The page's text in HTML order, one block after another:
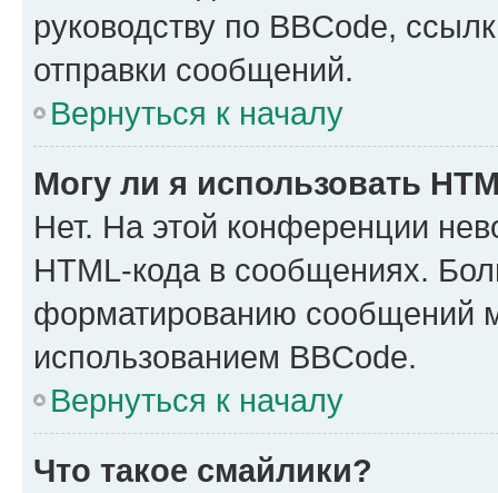
руководству по BBCode,
отправки сообщений.
Вернуться к началу
Могу ли я использовать
Нет. На этой конференции
HTML-кода в сообщениях.
форматированию сообщений
использованием BBCode.
Вернуться к началу
Что такое смайлики?